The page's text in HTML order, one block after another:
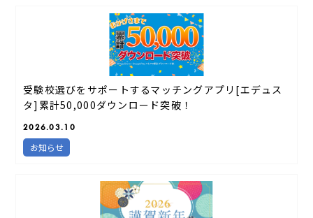
受験校選びをサポートするマッチングアプリ[エデュス
タ]累計50,000ダウンロード突破！
2026.03.10
お知らせ